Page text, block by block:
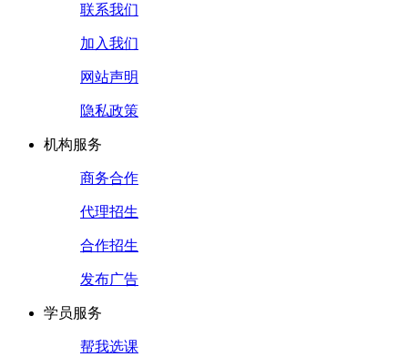
联系我们
加入我们
网站声明
隐私政策
机构服务
商务合作
代理招生
合作招生
发布广告
学员服务
帮我选课